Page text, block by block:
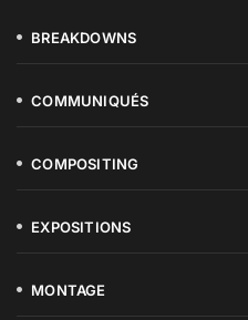
BREAKDOWNS
COMMUNIQUÉS
COMPOSITING
EXPOSITIONS
MONTAGE